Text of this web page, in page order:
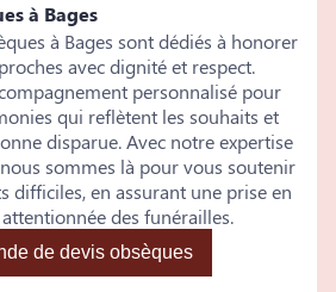
à Bages
à Bages sont dédiés à honorer
avec dignité et respect.
personnalisé pour
qui reflètent les souhaits et
disparue. Avec notre expertise
sommes là pour vous soutenir
difficiles, en assurant une prise en
des funérailles.
Demande de devis obsèques